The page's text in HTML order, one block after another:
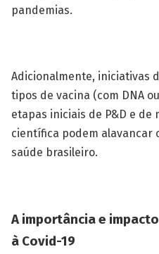
pandemias.
Adicionalmente, iniciativas
tipos de vacina (com DNA
etapas iniciais de P&D e de
científica podem alavancar
saúde brasileiro.
A importância e
à Covid-19